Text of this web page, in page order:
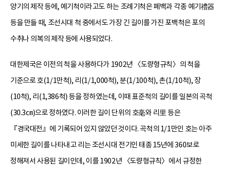
양기의 제작 등에, 예기척이라고도 하는 조례기척은 폐백과 각종 예기禮器
등을 만들 때, 조선시대 척 중에서도 가장 긴 길이를 가진 포백척은 포의
수취나 의복의 제작 등에 사용되었다.
대한제국은 이전의 척을 사용하다가 1902년 〈도량형규칙〉의 척을
기준으로 호(1/1만척), 리(1/1,000척), 분(1/100척), 촌(1/10척), 장
(10척), 리(1,386척) 등을 정하였는데, 이때 표준척의 길이를 일본의 곡척
(30.3㎝)으로 정하였다. 이러한 길이 단위의 호毫와 리里 등은
『경국대전』에 기록되어 있지 않았던 것이다. 곡척의 1/1만인 호는 아주
미세한 길이를 나타내고 리는 조선시대 전기인 태종 15년에 360보로
정해져서 사용된 길이인데, 이를 1902년 〈도량형규칙〉에서 규정한